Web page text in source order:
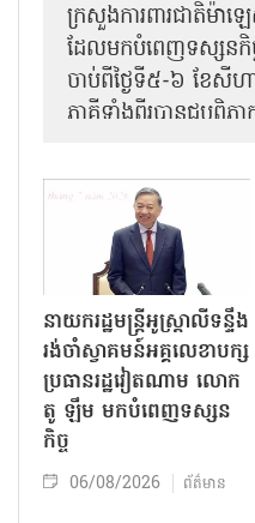
ក្រសួងការពារជាតិម៉
ដែលមកបំពេញទស្សនកិច្
ចាប់ពីថ្ងៃទី៥-៦ ខែសីហ
ភាគីទាំងពីរបានជួបពិភាក្
នាយករដ្ឋមន្ត្រីអូស្ត្រាលីទន្ទឹង
រង់ចាំស្វាគមន៍អគ្គលេខាបក្ស
ប្រធានរដ្ឋវៀតណាម លោក
តូ ឡឹម មកបំពេញទស្សន
កិច្ច
06/08/2026 ព័ត៌មាន